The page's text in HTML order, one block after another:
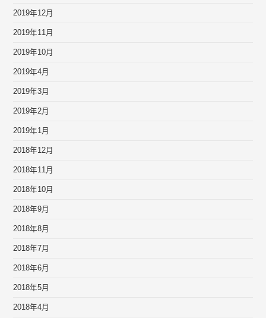
2019年12月
2019年11月
2019年10月
2019年4月
2019年3月
2019年2月
2019年1月
2018年12月
2018年11月
2018年10月
2018年9月
2018年8月
2018年7月
2018年6月
2018年5月
2018年4月